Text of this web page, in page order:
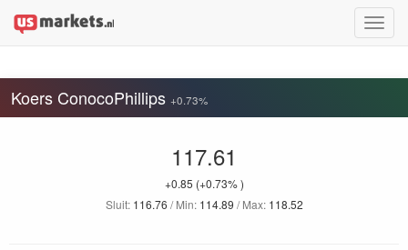
Toggle
Koers ConocoPhillips +0.73%
117.61
+0.85 (+0.73% )
Sluit:116.76 / Min:114.89 / Max:118.52